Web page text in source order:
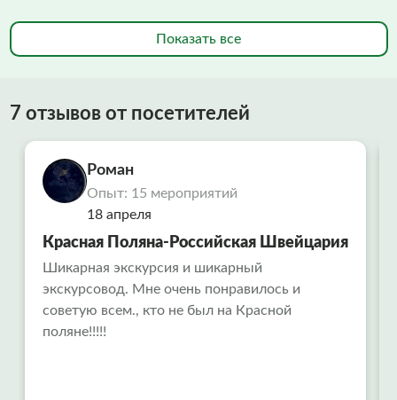
Показать все
7 отзывов от посетителей
Роман
Опыт: 15 мероприятий
18 апреля
Красная Поляна-Российская Швейцария
Шикарная экскурсия и шикарный
экскурсовод. Мне очень понравилось и
советую всем., кто не был на Красной
поляне!!!!!